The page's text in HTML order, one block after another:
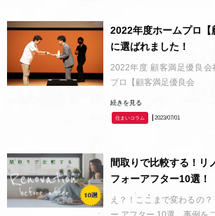
2022年度ホームプロ【
に選ばれました！
2022年度 顧客満足優良会
プロ【顧客満足優良会
続きを見る
住まいコラム ┃2023/07/01
間取りで比較する！リ
フォーアフター10選！
え？！ここまで変わるの